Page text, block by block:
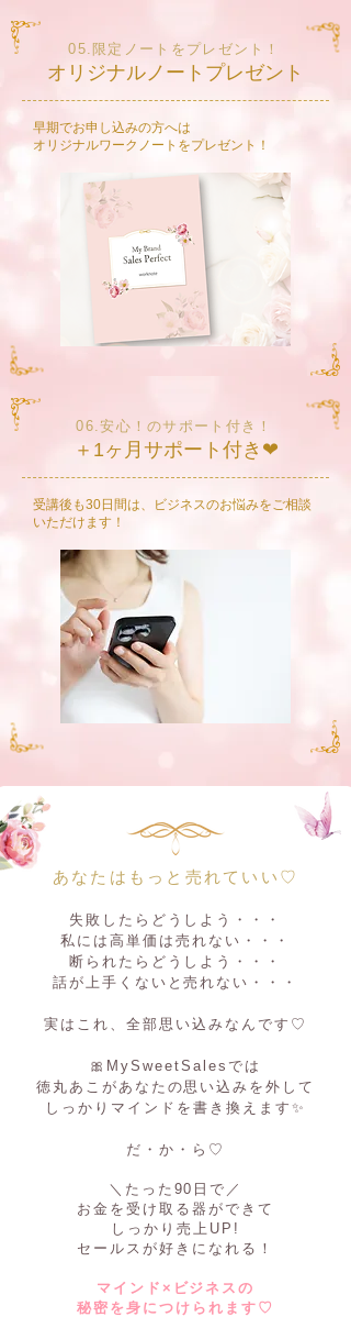
05.限定ノートをプレゼント！
オリジナルノートプレゼント
​早期でお申し込みの方へは
​オリジナルワークノートをプレゼント！
06.安心！のサポート付き！
＋1ヶ月サポート付き❤︎
受講後も30日間は、ビジネスのお悩みをご相談
いただけます！
あなたはもっと売れていい♡
失敗したらどうしよう・・・
私には高単価は売れない・・・
断られたらどうしよう・・・
​話が上手くないと売れない・・・
実はこれ、全部思い込みなんです♡
🎀MySweetSalesでは
徳丸あこがあなたの思い込みを外して
しっかりマインドを書き換えます✨
だ・か・ら♡
＼たった90日で／
お金を受け取る器ができて
しっかり売上UP!
セールスが好きになれる！
マインド×ビジネスの
秘密を身につけられます♡